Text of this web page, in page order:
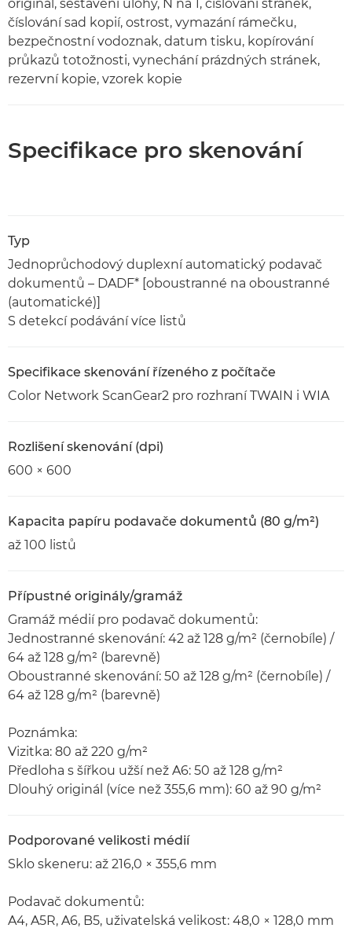
originál, sestavení úlohy, N na 1, číslování stránek,
číslování sad kopií, ostrost, vymazání rámečku,
bezpečnostní vodoznak, datum tisku, kopírování
průkazů totožnosti, vynechání prázdných stránek,
rezervní kopie, vzorek kopie
Specifikace pro skenování
Typ
Jednoprůchodový duplexní automatický podavač
dokumentů – DADF* [oboustranné na oboustranné
(automatické)]
S detekcí podávání více listů
Specifikace skenování řízeného z počítače
Color Network ScanGear2 pro rozhraní TWAIN i WIA
Rozlišení skenování (dpi)
600 × 600
Kapacita papíru podavače dokumentů (80 g/m²)
až 100 listů
Přípustné originály/gramáž
Gramáž médií pro podavač dokumentů:
Jednostranné skenování: 42 až 128 g/m² (černobíle) /
64 až 128 g/m² (barevně)
Oboustranné skenování: 50 až 128 g/m² (černobíle) /
64 až 128 g/m² (barevně)
Poznámka:
Vizitka: 80 až 220 g/m²
Předloha s šířkou užší než A6: 50 až 128 g/m²
Dlouhý originál (více než 355,6 mm): 60 až 90 g/m²
Podporované velikosti médií
Sklo skeneru: až 216,0 × 355,6 mm
Podavač dokumentů:
A4, A5R, A6, B5, uživatelská velikost: 48,0 × 128,0 mm